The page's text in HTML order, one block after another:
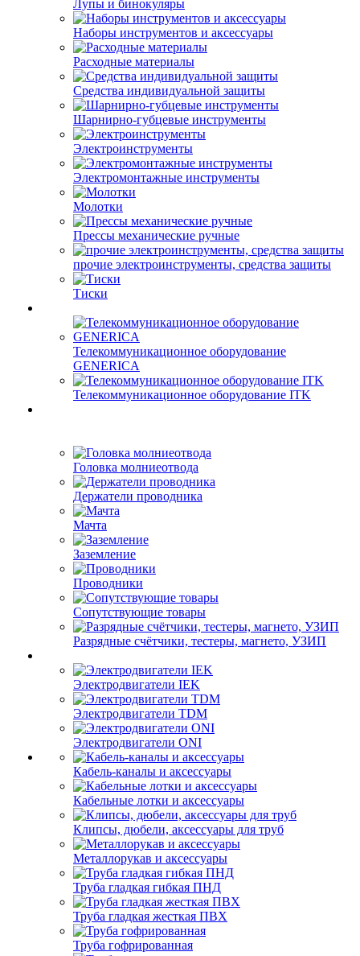
Лупы и бинокуляры
Наборы инструментов и аксессуары
Расходные материалы
Средства индивидуальной защиты
Шарнирно-губцевые инструменты
Электроинструменты
Электромонтажные инструменты
Молотки
Прессы механические ручные
прочие электроинструменты, средства защиты
Тиски
Телекоммуникационное оборудование
GENERICA
Телекоммуникационное оборудование ITK
Головка молниеотвода
Держатели проводника
Мачта
Заземление
Проводники
Сопутствующие товары
Разрядные счётчики, тестеры, магнето, УЗИП
Электродвигатели IEK
Электродвигатели TDM
Электродвигатели ONI
Кабель-каналы и аксессуары
Кабельные лотки и аксессуары
Клипсы, дюбели, аксессуары для труб
Металлорукав и аксессуары
Труба гладкая гибкая ПНД
Труба гладкая жесткая ПВХ
Труба гофрированная